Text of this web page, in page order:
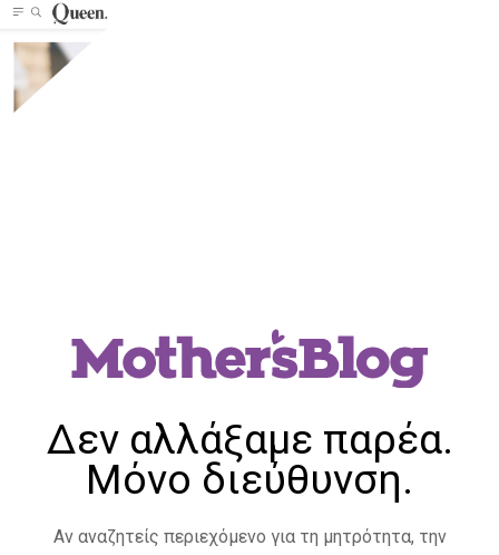
Δεν αλλάξαμε παρέα.
Μόνο διεύθυνση.
Αν αναζητείς περιεχόμενο για τη μητρότητα, την